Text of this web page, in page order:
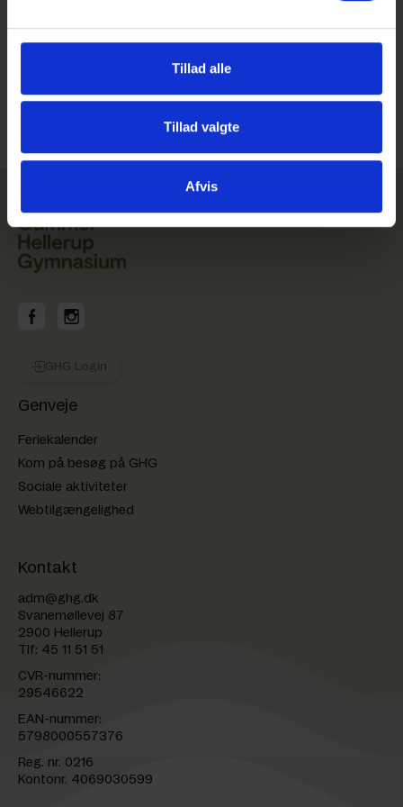
Tillad alle
Tillad valgte
Afvis
GHG på Facebook
GHG på Instagram
GHG Login
Genveje
Feriekalender
Kom på besøg på GHG
Sociale aktiviteter
Webtilgængelighed
Kontakt
adm@ghg.dk
Svanemøllevej 87
2900 Hellerup
Tlf: 45 11 51 51
CVR-nummer:
29546622
EAN-nummer:
5798000557376
Reg. nr. 0216
Kontonr. 4069030599